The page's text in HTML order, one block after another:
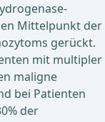
Mittelpunkt der
gerückt.
mit multipler
maligne
bei Patienten
der